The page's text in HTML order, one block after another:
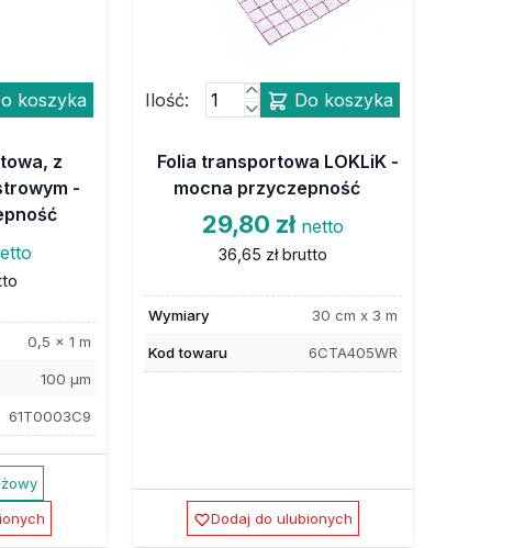
koszyka
z
-
0,5 x 1 m
100 µm
61T0003C9
Ilość: Do koszyka
Folia transportowa LOKLiK -
mocna przyczepność
29,80 zł netto
36,65 zł brutto
Wymiary 30 cm x 3 m
Kod towaru 6CTA405WR
Dodaj do ulubionych